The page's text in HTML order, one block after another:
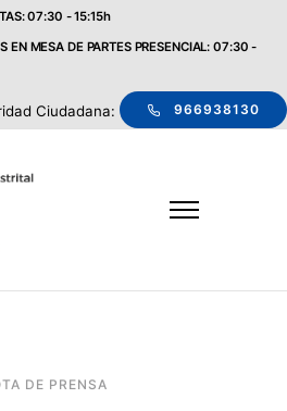
07:30 - 15:15h
EN MESA DE PARTES PRESENCIAL: 07:30 -
Ciudadana: 966938130
DE PRENSA